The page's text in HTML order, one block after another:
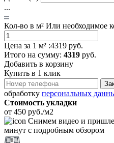
...
Кол-во в м² Или необходимое
Цена за 1 м² :4319 руб.
Итого на сумму: 4319 руб.
Добавить в корзину
Купить в 1 клик
обработку персональных
Стоимость укладки
от 450 руб./м2
Снимем видео и
минут с подробным обзором